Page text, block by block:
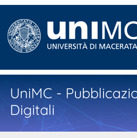
UniMC -
Digitali